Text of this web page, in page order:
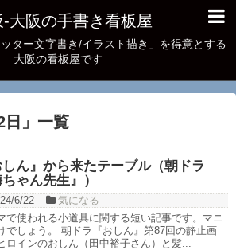
大阪の手書き看板屋
ッター文字書き/イラスト描き」を得意とする
大阪の看板屋です
」 一覧
しん』から来たテーブル（朝ドラ
ちゃん先生』）
6/22
気になる
で使われる小道具に関する短い記事です。マニ
でしょう。 朝ドラ『おしん』第87回の静止画
ロインのおしん（田中裕子さん）と髪...